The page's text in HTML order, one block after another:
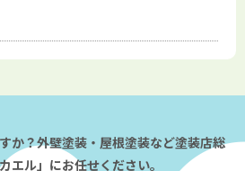
か？外壁塗装・屋根塗装など塗装店総
エル」にお任せください。